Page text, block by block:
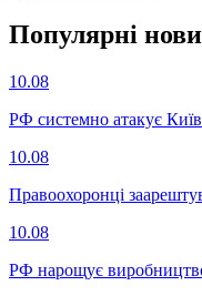
Популярнi
10.08
РФ системно атакує
10.08
Правоохоронці
10.08
РФ нарощує виробництво